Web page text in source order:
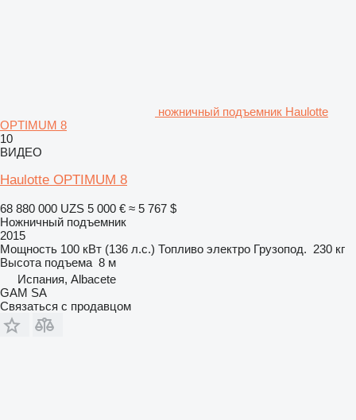
ножничный подъемник Haulotte
OPTIMUM 8
10
ВИДЕО
Haulotte OPTIMUM 8
68 880 000 UZS 5 000 € ≈ 5 767 $
Ножничный подъемник
2015
Мощность 100 кВт (136 л.с.) Топливо электро Грузопод. 230 кг
Высота подъема 8 м
Испания, Albacete
GAM SA
Связаться с продавцом